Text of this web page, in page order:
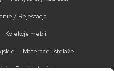
/ Rejestacja
Kolekcje mebli
Materace i stelaże
Barki kolonialne